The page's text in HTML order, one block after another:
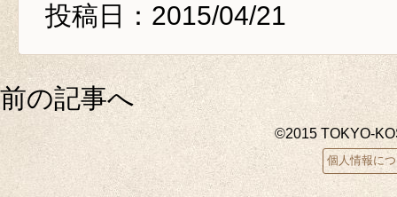
投稿日：2015/04/21
前の記事へ
©2015 TOKYO-
個人情報に